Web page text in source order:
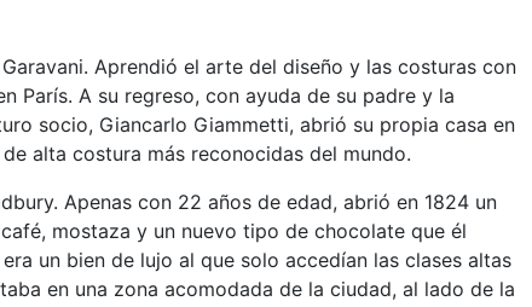
Aprendió el arte del diseño y las costuras con
París. A su regreso, con ayuda de su padre y la
socio, Giancarlo Giammetti, abrió su propia casa en
alta costura más reconocidas del mundo.
Apenas con 22 años de edad, abrió en 1824 un
mostaza y un nuevo tipo de chocolate que él
un bien de lujo al que solo accedían las clases altas
en una zona acomodada de la ciudad, al lado de la